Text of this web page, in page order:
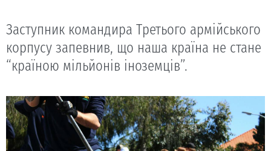
Заступник командира Третього армійського
корпусу запевнив, що наша країна не стане
“країною мільйонів іноземців”.